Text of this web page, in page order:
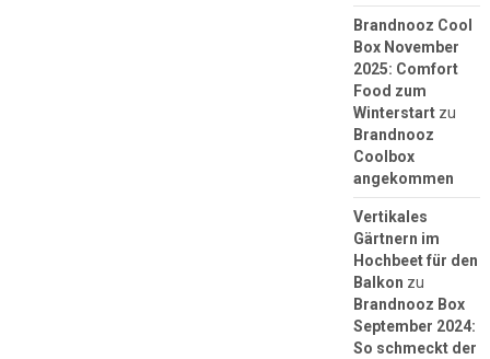
Brandnooz Cool
Box November
2025: Comfort
Food zum
Winterstartzu
Brandnooz
Coolbox
angekommen
Vertikales
Gärtnern im
Hochbeet für den
Balkon zu
Brandnooz Box
September 2024:
So schmeckt der